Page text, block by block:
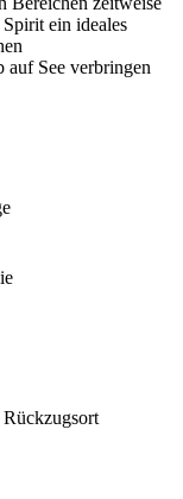
ein ideales
auf See verbringen